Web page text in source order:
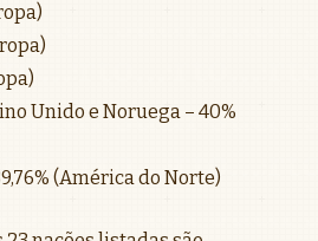
Unido e Noruega – 40%
(América do Norte)